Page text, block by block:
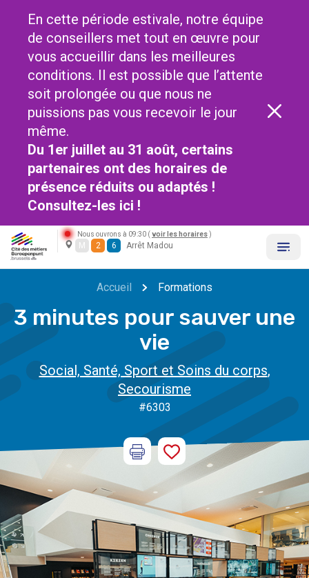
En cette période estivale, notre équipe
de conseillers met tout en œuvre pour
vous accueillir dans les meilleures
conditions. Il est possible que l’attente
soit prolongée ou que nous ne
puissions pas vous recevoir le jour
même.
Du 1er juillet au 31 août, certains
partenaires ont des horaires de
présence réduits ou adaptés !
Consultez-les ici !
Nous ouvrons à 09:30 ( voir les horaires )
M 2 6 Arrêt Madou
Accueil Formations
3 minutes pour sauver une
vie
Social, Santé, Sport et Soins du corps,
Secourisme
#6303